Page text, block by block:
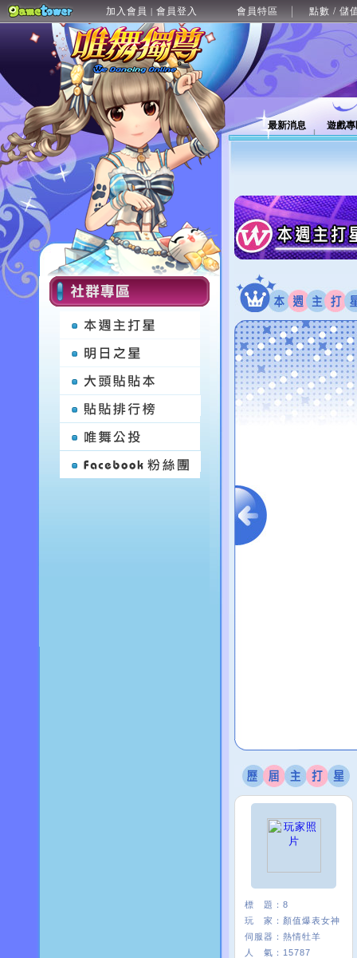
加入會員 | 會員登入 會員特區 點數 / 儲
最新消息 遊戲
標 題： 8
玩 家： 顏值爆表女神
伺服器： 熱情牡羊
人 氣： 15787